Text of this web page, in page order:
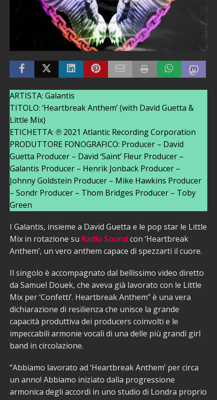
ARTISTA: Galantis
TITOLO: ‘Heartbreak Anthem’ (with David Guetta &
Little Mix)
ETICHETTA: ℗ 2021 Atlantic Recording Corporation
PRODUTTORE FONOGRAFICO: Producer – David
Guetta Producer – David ‘Saint’ Fleur Producer –
Galantis Producer – Henrik Jonback Producer –
Johnny Goldstein Producer – Mike Hawkins Producer
– Sondr Producer – Thom Bridges Producer – Toby
Green
I Galantis, insieme a David Guetta e le pop star le Little
Mix in rotazione su Radio Sound con ‘Heartbreak
Anthem’, un vero anthem capace di spezzarti il cuore.
Il singolo è accompagnato dal bellissimo video diretto
da Samuel Douek, che aveva già lavorato con le Little
Mix per ‘Confetti’. Heartbreak Anthem” è una vera
dichiarazione di resilienza che unisce la grande
capacità produttiva dei producers coinvolti e le
impeccabili armonie vocali di una delle più grandi girl
band in circolazione.
“Abbiamo lavorato ad ‘Heartbreak Anthem’ per circa
un anno! Abbiamo iniziato dalla progressione
armonica degli accordi in uno studio di Londra proprio